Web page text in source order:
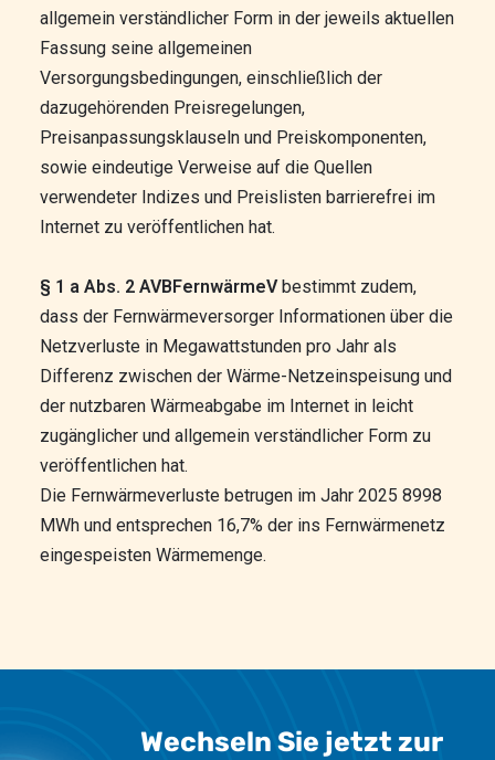
allgemein verständlicher Form in der jeweils aktuellen
Fassung seine allgemeinen
Versorgungsbedingungen, einschließlich der
dazugehörenden Preisregelungen,
Preisanpassungsklauseln und Preiskomponenten,
sowie eindeutige Verweise auf die Quellen
verwendeter Indizes und Preislisten barrierefrei im
Internet zu veröffentlichen hat.
§ 1 a Abs. 2 AVBFernwärmeVbestimmt zudem,
dass der Fernwärmeversorger Informationen über die
Netzverluste in Megawattstunden pro Jahr als
Differenz zwischen der Wärme-Netzeinspeisung und
der nutzbaren Wärmeabgabe im Internet in leicht
zugänglicher und allgemein verständlicher Form zu
veröffentlichen hat.
Die Fernwärmeverluste betrugen im Jahr 2025 8998
MWh und entsprechen 16,7% der ins Fernwärmenetz
eingespeisten Wärmemenge.
Wechseln Sie jetzt zur